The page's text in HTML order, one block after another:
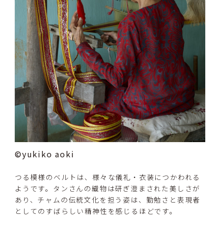
©yukiko aoki
つる模様のベルトは、様々な儀礼・衣装につかわれる
ようです。タンさんの織物は研ぎ澄まされた美しさが
あり、チャムの伝統文化を担う姿は、勤勉さと表現者
としてのすばらしい精神性を感じるほどです。